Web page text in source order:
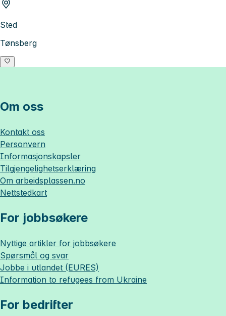
Sted
Tønsberg
Om oss
Kontakt oss
Personvern
Informasjonskapsler
Tilgjengelighetserklæring
Om arbeidsplassen.no
Nettstedkart
For jobbsøkere
Nyttige artikler for jobbsøkere
Spørsmål og svar
Jobbe i utlandet (EURES)
Information to refugees from Ukraine
For bedrifter